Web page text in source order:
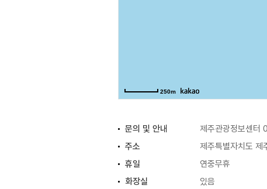
250m
문의 및 안내 제주관광정보센
주소
제주특별자치도 제
휴일
연중무휴
화장실
있음